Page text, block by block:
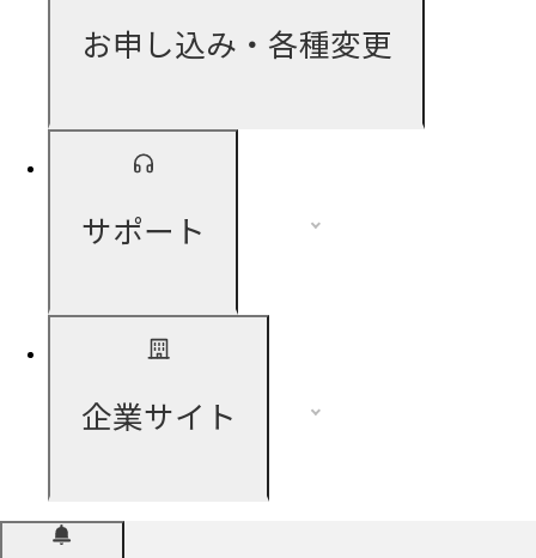
お申し込み・各種変更
サポート
企業サイト